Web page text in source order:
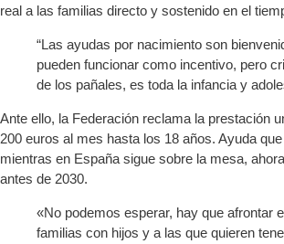
real a las familias directo y sostenido en el
“Las ayudas por nacimiento son
pueden funcionar como incentivo, pero
de los pañales, es toda la infancia y
Ante ello, la Federación reclama la prestación
200 euros al mes hasta los 18 años. Ayuda
mientras en España sigue sobre la mesa,
antes de 2030.
«No podemos esperar, hay que afrontar
familias con hijos y a las que quieren